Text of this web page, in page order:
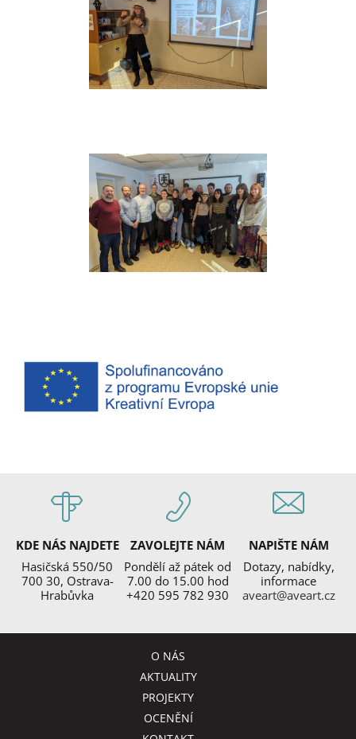
KDE NÁS NAJDETE
Hasičská 550/50
700 30, Ostrava-
Hrabůvka
ZAVOLEJTE NÁM
Pondělí až pátek od
7.00 do 15.00 hod
+420 595 782 930
NAPIŠTE NÁM
Dotazy, nabídky,
informace
aveart@aveart.cz
O NÁS
AKTUALITY
PROJEKTY
OCENĚNÍ